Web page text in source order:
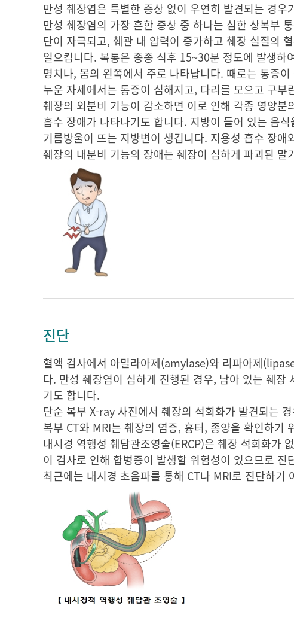
만성 췌장염은 특별한 증상 없이 우연히 발견되는 경우
만성 췌장염의 가장 흔한 증상 중 하나는 심한 상복부
단이 자극되고, 췌관 내 압력이 증가하고 췌장 실질의
일으킵니다. 복통은 종종 식후 15~30분 정도에 발생
명치나, 몸의 왼쪽에서 주로 나타납니다. 때로는 통증
누운 자세에서는 통증이 심해지고, 다리를 모으고 구부
췌장의 외분비 기능이 감소하면 이로 인해 각종 영양
흡수 장애가 나타나기도 합니다. 지방이 들어 있는 음
기름방울이 뜨는 지방변이 생깁니다. 지용성 흡수 장애
췌장의 내분비 기능의 장애는 췌장이 심하게 파괴된
진단
혈액 검사에서 아밀라아제(amylase)와 리파아제
다. 만성 췌장염이 심하게 진행된 경우, 남아 있는 췌
기도 합니다.
단순 복부 X-ray 사진에서 췌장의 석회화가 발견되는
복부 CT와 MRI는 췌장의 염증, 흉터, 종양을 확인하기
내시경 역행성 췌담관조영술(ERCP)은 췌장 석회화가
이 검사로 인해 합병증이 발생할 위험성이 있으므로
최근에는 내시경 초음파를 통해 CT나 MRI로 진단하기